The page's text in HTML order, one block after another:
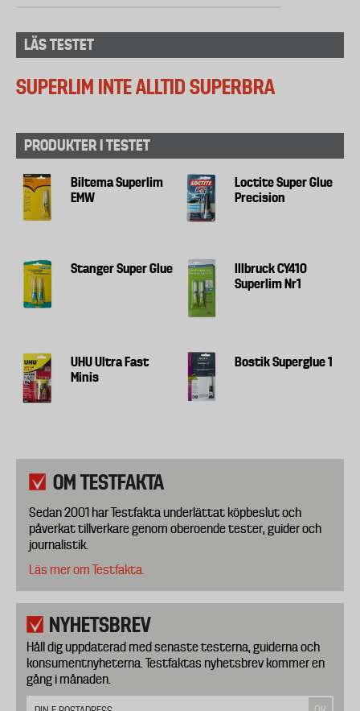
LÄS TESTET
SUPERLIM INTE ALLTID SUPERBRA
PRODUKTER I TESTET
Biltema Superlim
EMW
Loctite Super Glue
Precision
Stanger Super Glue
Illbruck CY410
Superlim Nr1
UHU Ultra Fast
Minis
Bostik Superglue 1
OM TESTFAKTA
Sedan 2001 har Testfakta underlättat köpbeslut och
påverkat tillverkare genom oberoende tester, guider och
journalistik.
Läs mer om Testfakta.
NYHETSBREV
Håll dig uppdaterad med senaste testerna, guiderna och
konsumentnyheterna. Testfaktas nyhetsbrev kommer en
gång i månaden.